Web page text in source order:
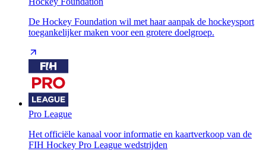
De Hockey Foundation wil met haar aanpak de hockeysport
toegankelijker maken voor een grotere doelgroep.
Pro League
Het officiële kanaal voor informatie en kaartverkoop van de
FIH Hockey Pro League wedstrijden